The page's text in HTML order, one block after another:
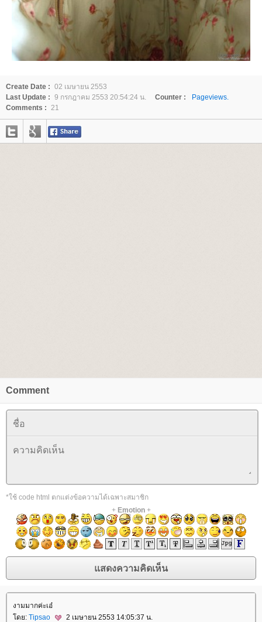
Create Date : 02 เมษายน 2553
Last Update : 9 กรกฎาคม 2553 20:54:24 น. Counter :
Pageviews.
Comments : 21
Comment
*ใช้ code html ตกแต่งข้อความได้เฉพาะสมาชิก
+ Emotion+
งามมากค่ะเอ๋
ดย: Tipsao 2 เมษายน 2553 14:05:37 น.